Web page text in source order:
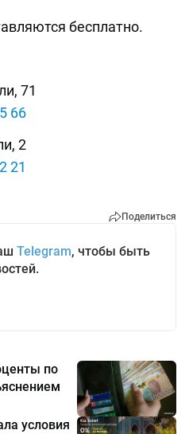
бесплатно.
71
66
2
21
Поделиться
Telegram, чтобы быть
по
условия